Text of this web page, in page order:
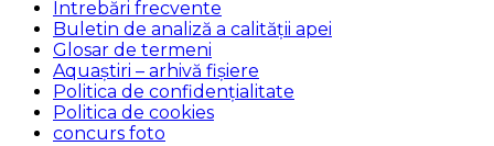
Întrebări frecvente
Buletin de analiză a calităţii apei
Glosar de termeni
Aquaștiri – arhivă fișiere
Politica de confidențialitate
Politica de cookies
concurs foto